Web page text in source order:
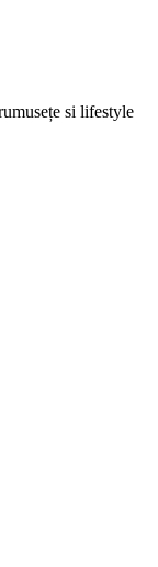
si lifestyle